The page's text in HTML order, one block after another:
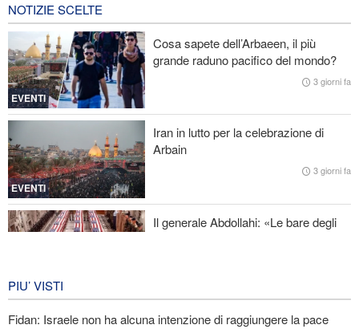
Gharibabadi: L'intesa tra Iran e Oman non significa la completa
riapertura dello Stretto di Hormuz
Fidan: Israele non ha alcuna intenzione di raggiungere la pace
Nuovo rapporto di CBS: Gli Stati Uniti hanno quasi esaurito i
missili a lungo raggio durante la guerra
Baghaei: Il clima dei negoziati tra Iran e Oman sullo Stretto di
Hormuz è positivo
NOTIZIE SCELTE
EVENTI
Cosa sapete dell’Arbaeen, il più
grande raduno pacifico del mondo?
3 giorni fa
EVENTI
Iran in lutto per la celebrazione di
Arbain
3 giorni fa
Il generale Abdollahi: «Le bare degli
PIU’ VISTI
Fidan: Israele non ha alcuna intenzione di raggiungere la pace